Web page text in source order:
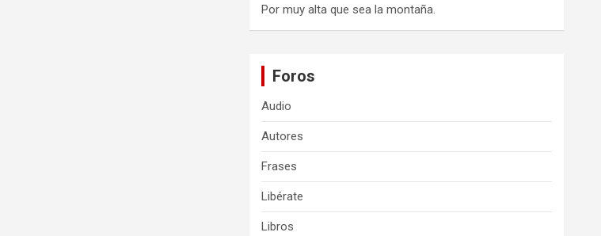
Por muy alta que sea la montaña.
Foros
Audio
Autores
Frases
Libérate
Libros